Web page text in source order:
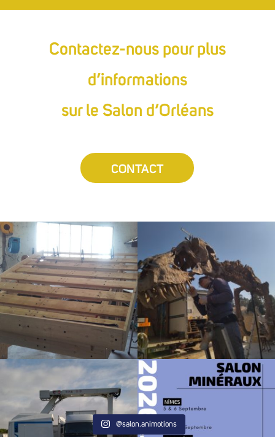
Contactez-nous pour plus
d’informations
sur le Salon d’Orléans
CONTACT
@salon.animotions